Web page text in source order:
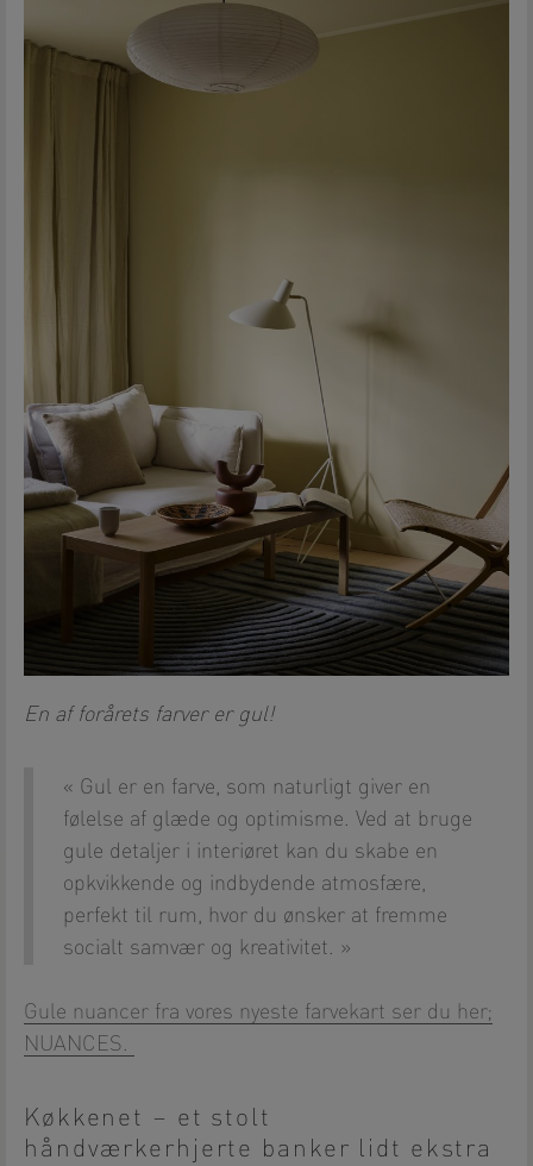
En af forårets farver er gul!
Gul er en farve, som naturligt giver en
følelse af glæde og optimisme. Ved at bruge
gule detaljer i interiøret kan du skabe en
opkvikkende og indbydende atmosfære,
perfekt til rum, hvor du ønsker at fremme
socialt samvær og kreativitet.
Gule nuancer fra vores nyeste farvekart ser du her;
NUANCES.
Køkkenet – et stolt
håndværkerhjerte banker lidt ekstra